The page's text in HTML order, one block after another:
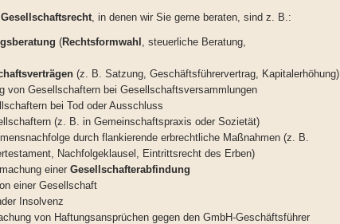
Gesellschaftsrecht, in denen wir Sie gerne beraten, sind z. B.:
(Rechtsformwahl
, steuerliche Beratung,
(z. B. Satzung, Geschäftsführervertrag, Kapitalerhöhung)
von Gesellschaftern bei Gesellschaftsversammlungen
bei Tod oder Ausschluss
(z. B. in Gemeinschaftspraxis oder Sozietät)
durch flankierende erbrechtliche Maßnahmen (z. B.
Nachfolgeklausel, Eintrittsrecht des Erben)
einerGesellschafterabfindung
einer Gesellschaft
Insolvenz
von Haftungsansprüchen gegen den GmbH-Geschäftsführer